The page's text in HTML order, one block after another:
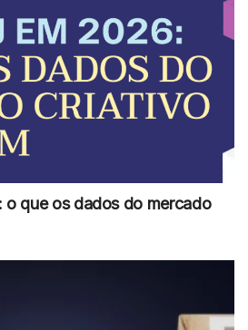
o que os dados do mercado